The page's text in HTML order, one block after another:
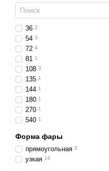
36 2
54 3
72 4
81 1
108 3
135 1
144 1
180 1
270 1
540 1
Форма фары
прямоугольная 2
узкая 16